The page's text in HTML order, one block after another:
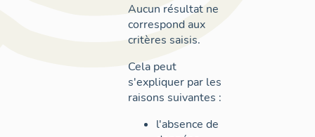
Aucun résultat ne
correspond aux
critères saisis.
Cela peut
s'expliquer par les
raisons suivantes :
l'absence de